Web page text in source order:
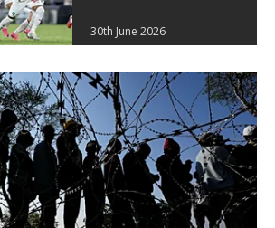
30th June 2026